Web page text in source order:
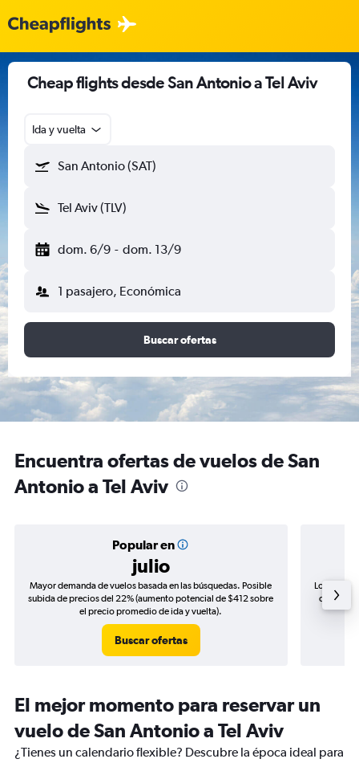
Cheap flights desde San Antonio a Tel Aviv
Ida y vuelta
San Antonio (SAT)
Tel Aviv (TLV)
dom. 6/9 - dom. 13/9
1 pasajero, Económica
Buscar ofertas
Encuentra ofertas de vuelos de San
Antonio a Tel Aviv
Popular en
julio
Mayor demanda de vuelos basada en las búsquedas. Posible
subida de precios del 22% (aumento potencial de $412 sobre
el precio promedio de ida y vuelta).
Buscar ofertas
Los
de
El mejor momento para reservar un
vuelo de San Antonio a Tel Aviv
¿Tienes un calendario flexible? Descubre la época ideal para